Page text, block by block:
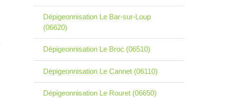
Dépigeonnisation Le Bar-sur-Loup
(06620)
Dépigeonnisation Le Broc (06510)
Dépigeonnisation Le Cannet (06110)
Dépigeonnisation Le Rouret (06650)